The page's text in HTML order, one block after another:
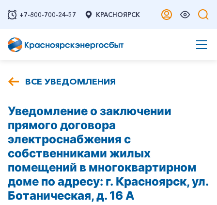
+7-800-700-24-57 КРАСНОЯРСК
ВСЕ УВЕДОМЛЕНИЯ
Уведомление о заключении
прямого договора
электроснабжения с
собственниками жилых
помещений в многоквартирном
доме по адресу: г. Красноярск, ул.
Ботаническая, д. 16 А